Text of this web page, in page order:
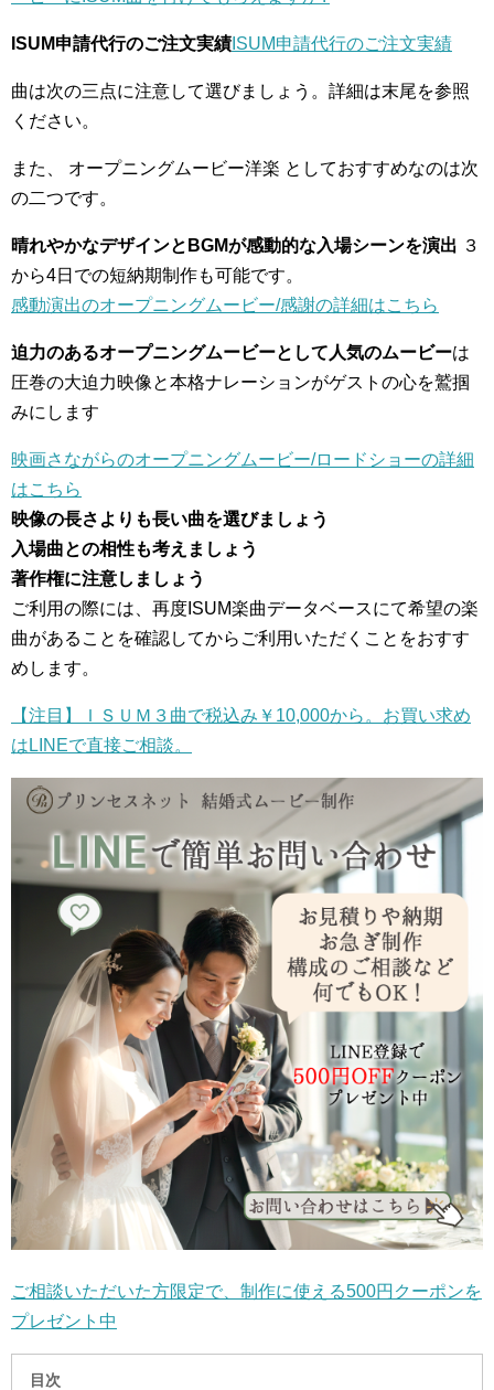
ISUM申請代行のご注文実績 ISUM申請代行のご注文実績
曲は次の三点に注意して選びましょう。詳細は末尾を参照
ください。
また、 オープニングムービー洋楽 としておすすめなのは次
の二つです。
晴れやかなデザインとBGMが感動的な入場シーンを演出 ３
から4日での短納期制作も可能です。
感動演出のオープニングムービー/感謝の詳細はこちら
迫力のあるオープニングムービーとして人気のムービーは
圧巻の大迫力映像と本格ナレーションがゲストの心を鷲掴
みにします
映画さながらのオープニングムービー/ロードショーの詳細
はこちら
映像の長さよりも長い曲を選びましょう
入場曲との相性も考えましょう
著作権に注意しましょう
ご利用の際には、再度ISUM楽曲データベースにて希望の楽
曲があることを確認してからご利用いただくことをおすす
めします。
【注目】ＩＳＵＭ３曲で税込み￥10,000から。お買い求め
はLINEで直接ご相談。
ご相談いただいた方限定で、制作に使える500円クーポンを
プレゼント中
目次